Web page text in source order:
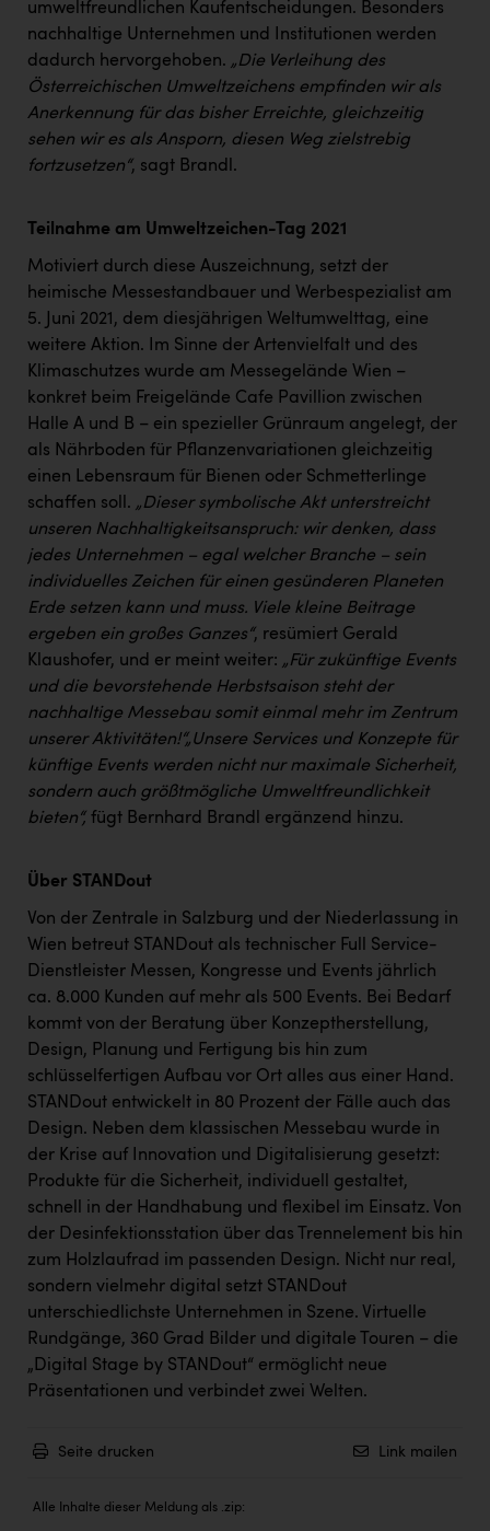
Dopgas
kunden basics
kontakt
umweltfreundlichen Kaufentscheidungen. Besonders
nachhaltige Unternehmen und Institutionen werden
dadurch hervorgehoben. „Die Verleihung des
Österreichischen Umweltzeichens empfinden wir als
Anerkennung für das bisher Erreichte, gleichzeitig
sehen wir es als Ansporn, diesen Weg zielstrebig
fortzusetzen“, sagt Brandl.
Teilnahme am Umweltzeichen-Tag 2021
Motiviert durch diese Auszeichnung, setzt der
heimische Messestandbauer und Werbespezialist am
5. Juni 2021, dem diesjährigen Weltumwelttag, eine
weitere Aktion. Im Sinne der Artenvielfalt und des
Klimaschutzes wurde am Messegelände Wien –
konkret beim Freigelände Cafe Pavillion zwischen
Halle A und B – ein spezieller Grünraum angelegt, der
als Nährboden für Pflanzenvariationen gleichzeitig
einen Lebensraum für Bienen oder Schmetterlinge
schaffen soll. „Dieser symbolische Akt unterstreicht
unseren Nachhaltigkeitsanspruch: wir denken, dass
jedes Unternehmen – egal welcher Branche – sein
individuelles Zeichen für einen gesünderen Planeten
Erde setzen kann und muss. Viele kleine Beitrage
ergeben ein großes Ganzes“, resümiert Gerald
Klaushofer, und er meint weiter: „Für zukünftige Events
und die bevorstehende Herbstsaison steht der
nachhaltige Messebau somit einmal mehr im Zentrum
unserer Aktivitäten!“„Unsere Services und Konzepte für
künftige Events werden nicht nur maximale Sicherheit,
sondern auch größtmögliche Umweltfreundlichkeit
bieten“, fügt Bernhard Brandl ergänzend hinzu.
Über STANDout
Von der Zentrale in Salzburg und der Niederlassung in
Wien betreut STANDout als technischer Full Service-
Dienstleister Messen, Kongresse und Events jährlich
ca. 8.000 Kunden auf mehr als 500 Events. Bei Bedarf
kommt von der Beratung über Konzeptherstellung,
Design, Planung und Fertigung bis hin zum
schlüsselfertigen Aufbau vor Ort alles aus einer Hand.
STANDout entwickelt in 80 Prozent der Fälle auch das
Design. Neben dem klassischen Messebau wurde in
der Krise auf Innovation und Digitalisierung gesetzt:
Produkte für die Sicherheit, individuell gestaltet,
schnell in der Handhabung und flexibel im Einsatz. Von
der Desinfektionsstation über das Trennelement bis hin
zum Holzlaufrad im passenden Design. Nicht nur real,
sondern vielmehr digital setzt STANDout
unterschiedlichste Unternehmen in Szene. Virtuelle
Rundgänge, 360 Grad Bilder und digitale Touren – die
„Digital Stage by STANDout“ ermöglicht neue
Präsentationen und verbindet zwei Welten.
Seite drucken Link mailen
Alle Inhalte dieser Meldung als .zip: